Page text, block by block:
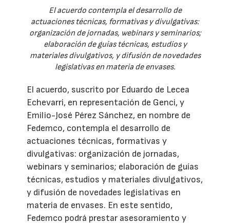
El acuerdo contempla el desarrollo de
actuaciones técnicas, formativas y divulgativas:
organización de jornadas, webinars y seminarios;
elaboración de guías técnicas, estudios y
materiales divulgativos, y difusión de novedades
legislativas en materia de envases.
El acuerdo, suscrito por Eduardo de Lecea
Echevarri, en representación de Genci, y
Emilio-José Pérez Sánchez, en nombre de
Fedemco, contempla el desarrollo de
actuaciones técnicas, formativas y
divulgativas: organización de jornadas,
webinars y seminarios; elaboración de guías
técnicas, estudios y materiales divulgativos,
y difusión de novedades legislativas en
materia de envases. En este sentido,
Fedemco podrá prestar asesoramiento y